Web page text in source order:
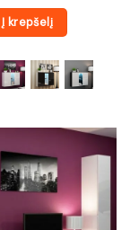
Į krepšelį